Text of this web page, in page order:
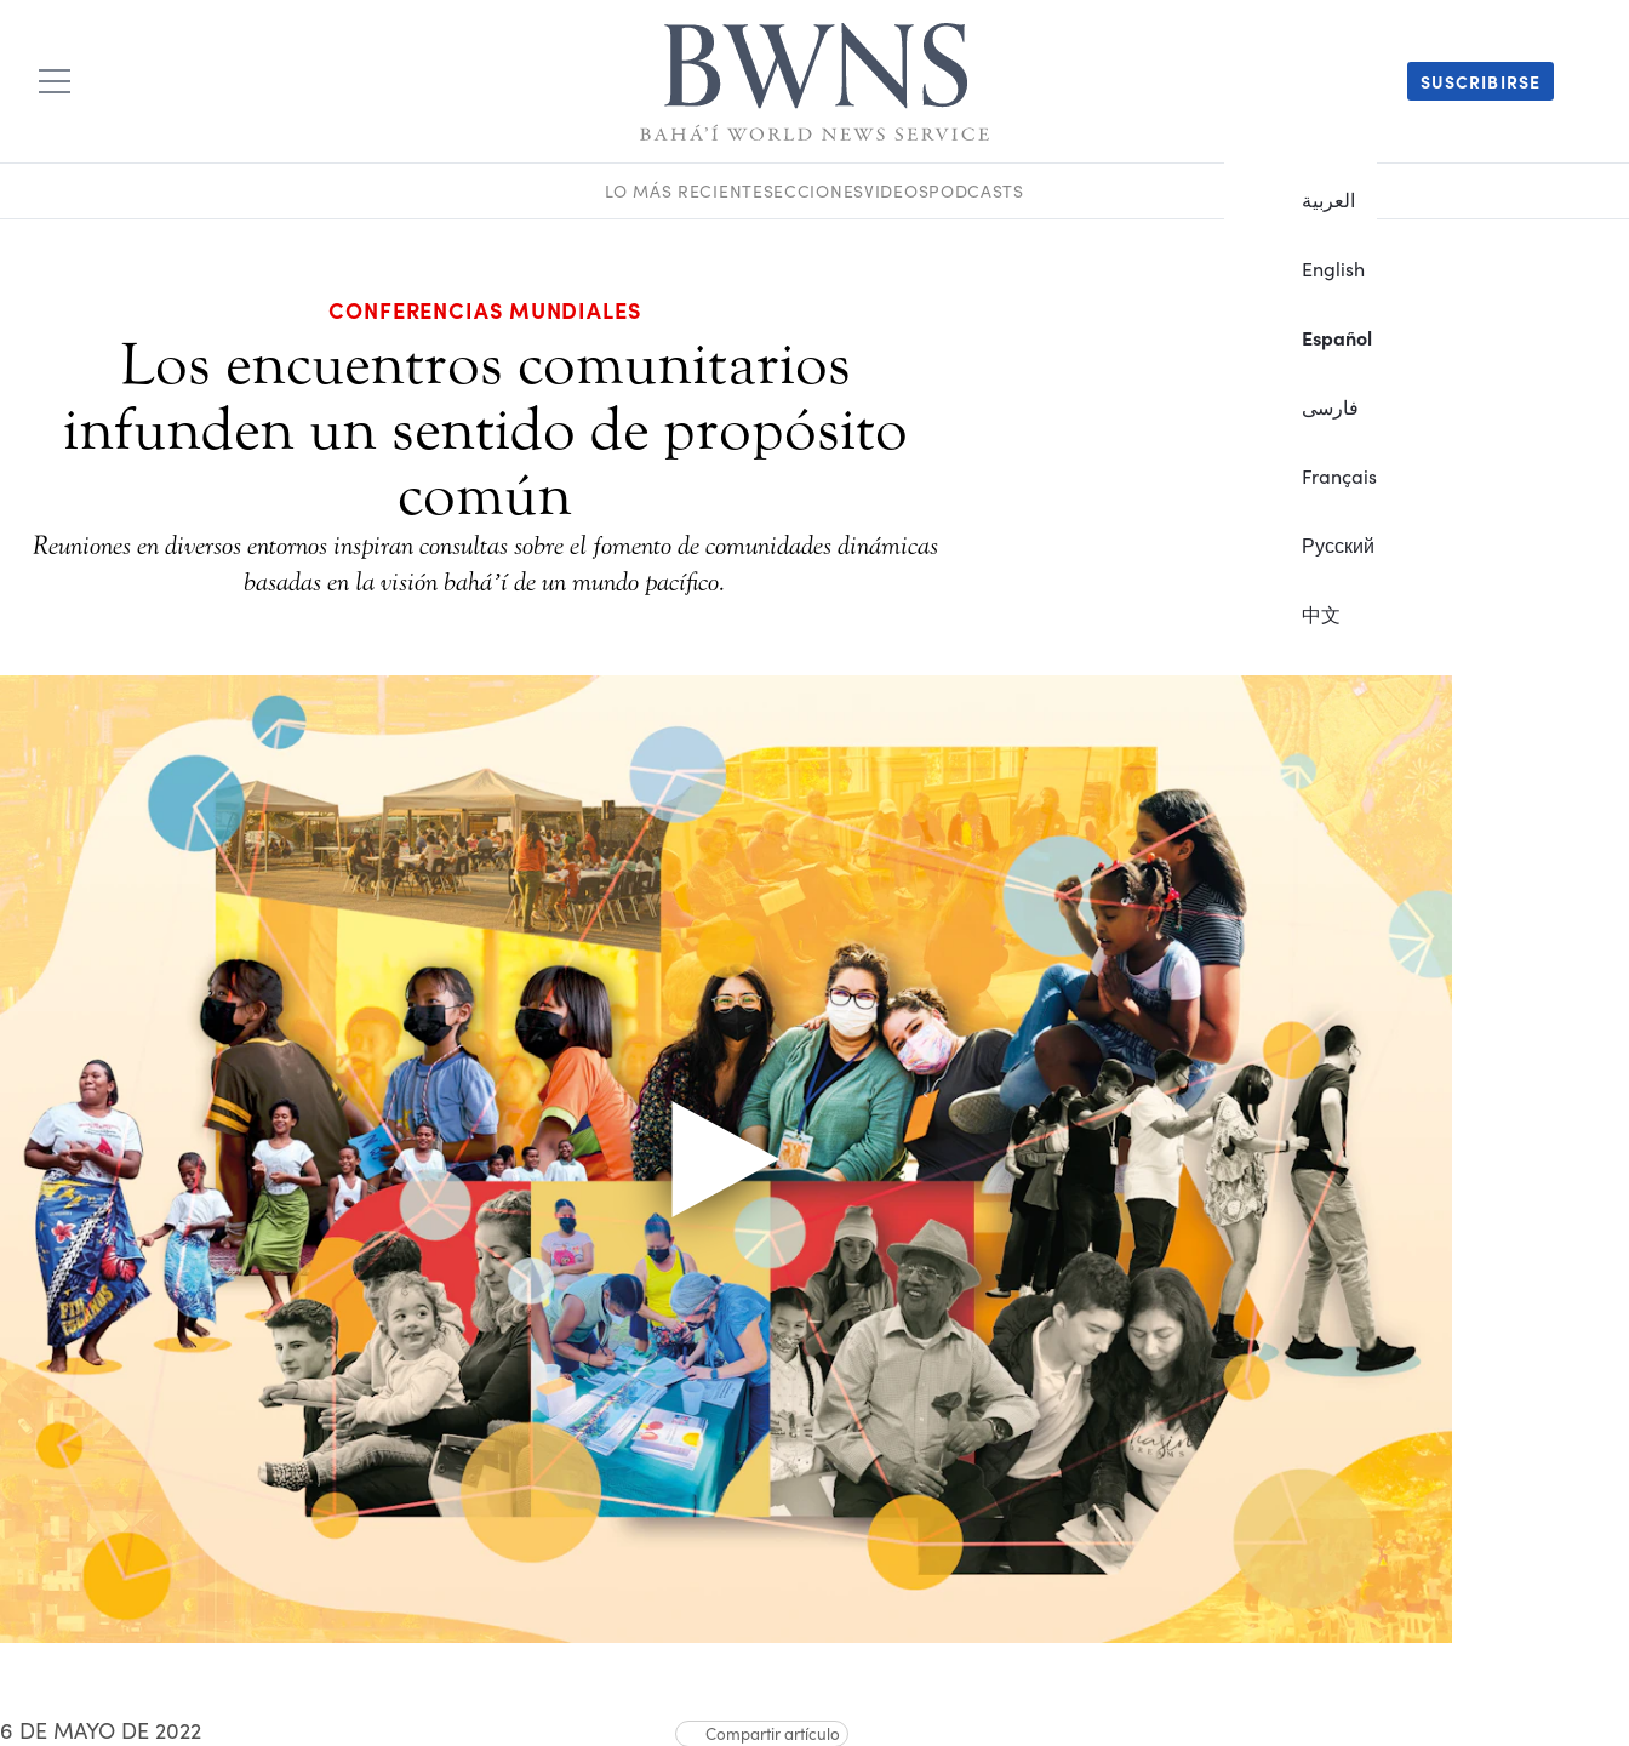
العربية
English
Español
فارسی
Français
Русский
中文
SUSCRIBIRSE
LO MÁS RECIENTESECCIONESVIDEOSPODCASTS
CONFERENCIAS MUNDIALES
Los encuentros comunitarios
infunden un sentido de propósito
común
Reuniones en diversos entornos inspiran consultas sobre el fomento de comunidades dinámicas
basadas en la visión baháʼí de un mundo pacífico.
6 DE MAYO DE 2022 Compartir artículo